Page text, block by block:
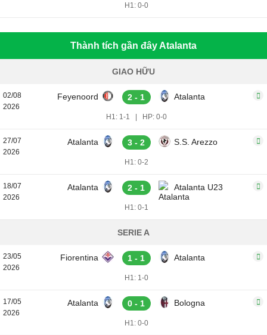
H1: 0-0
Thành tích gần đây Atalanta
GIAO HỮU
02/08
2026
Feyenoord 2 - 1 Atalanta
H1: 1-1 HP: 0-0
27/07
2026
Atalanta 3 - 2 S.S. Arezzo
H1: 0-2
18/07
2026
Atalanta 2 - 1 Atalanta U23
H1: 0-1
SERIE A
23/05
2026
Fiorentina 1 - 1 Atalanta
H1: 1-0
17/05
2026
Atalanta 0 - 1 Bologna
H1: 0-0